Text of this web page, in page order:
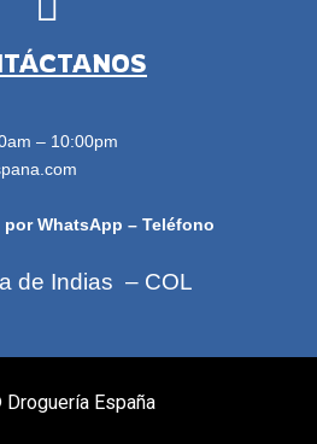
– 10:00pm
WhatsApp – Teléfono
de Indias – COL
Droguería España